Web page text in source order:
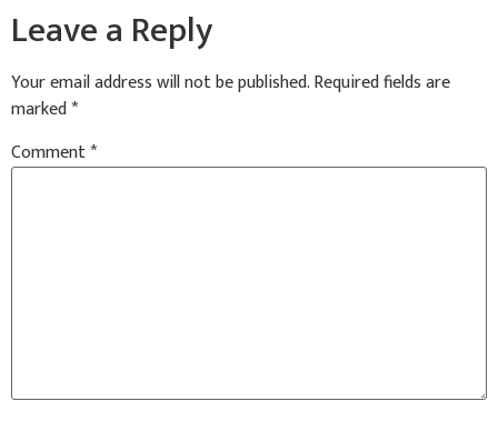
Leave a Reply
Your email address will not be published.Required fields are
marked*
Comment*